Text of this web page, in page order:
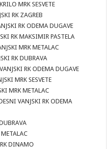
MRK SESVETE
RK ZAGREB
RK ODEMA DUGAVE
RK MAKSIMIR PASTELA
MRK METALAC
RK DUBRAVA
RK ODEMA DUGAVE
MRK SESVETE
MRK METALAC
VANJSKI RK ODEMA
DINAMO